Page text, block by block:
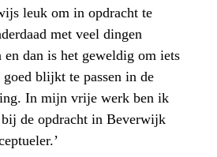
leuk om in opdracht te
met veel dingen
en dan is het geweldig om iets
goed blijkt te passen in de
In mijn vrije werk ben ik
de opdracht in Beverwijk